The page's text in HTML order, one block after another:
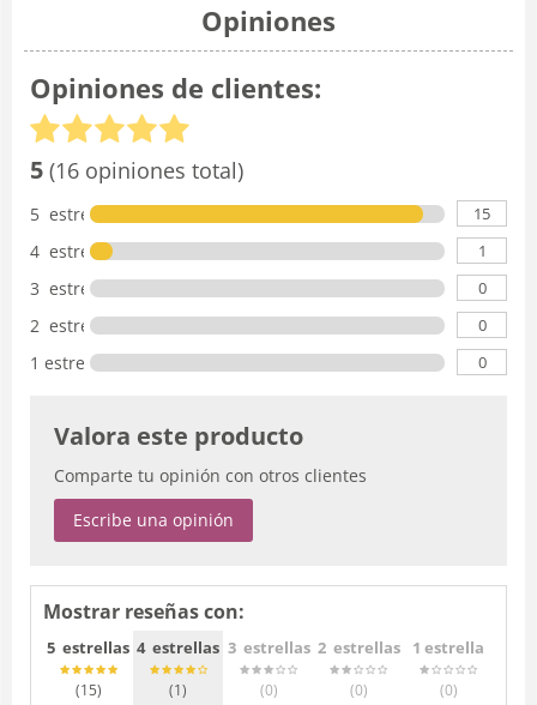
Opiniones
Opiniones de clientes:
5 (16 opiniones total)
5 estrellas 15
4 estrellas 1
3 estrellas 0
2 estrellas 0
1 estrella 0
Valora este producto
Comparte tu opinión con otros clientes
Escribe una opinión
Mostrar reseñas con:
5 estrellas
(15)
4 estrellas
(1)
3 estrellas
(0)
2 estrellas
(0)
1 estrella
(0)